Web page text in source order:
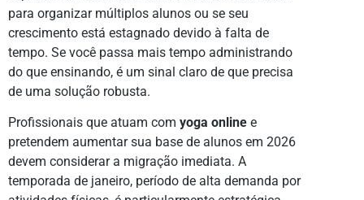
para organizar múltiplos alunos ou se seu
crescimento está estagnado devido à falta de
tempo. Se você passa mais tempo administrando
do que ensinando, é um sinal claro de que precisa
de uma solução robusta.
Profissionais que atuam com yoga online e
pretendem aumentar sua base de alunos em 2026
devem considerar a migração imediata. A
temporada de janeiro, período de alta demanda por